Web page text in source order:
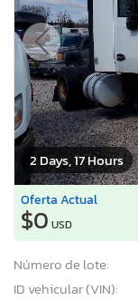
2 Days, 17 Hours
Oferta Actual
$0 USD
Número de lote:
ID vehicular (VIN):